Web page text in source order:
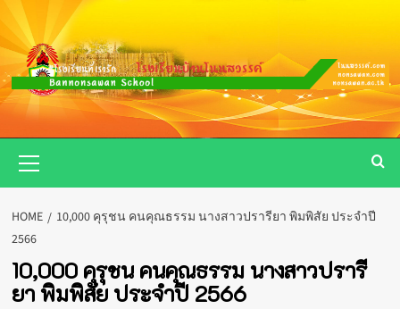
Skip
content
Menu
HOME
10,000 คุรุชน คนคุณธรรม นางสาวปรารียา พิมพิสัย ประจำปี
2566
10,000 คุรุชน คนคุณธรรม นางสาวปรารี
ยา พิมพิสัย ประจำปี 2566